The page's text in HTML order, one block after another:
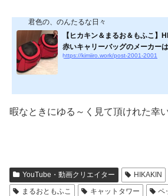
君色の、のんたるな日々
【ヒカキン＆まるお＆もふこ】
赤いキャリーバッグのメーカー
https://kimiiro.work/post-2001-2001
暇なときにゆる～く見て頂けれた幸い
YouTube・動画クリエイター HIKAKIN
まるおともふこ
キャットタワー ペ